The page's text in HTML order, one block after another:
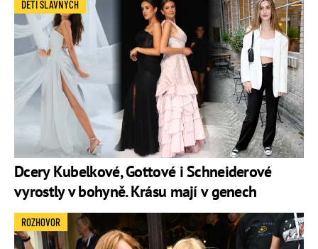
Dcery Kubelkové, Gottové i Schneiderové
vyrostly v bohyně. Krásu mají v genech
DĚTI SLAVNÝCH
ROZHOVOR